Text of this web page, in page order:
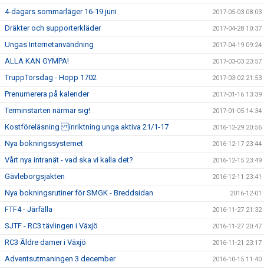
4-dagars sommarläger 16-19 juni 2017-05-03 08:03
Dräkter och supporterkläder 2017-04-28 10:37
Ungas Internetanvändning 2017-04-19 09:24
ALLA KAN GYMPA! 2017-03-03 23:57
TruppTorsdag - Hopp 1702 2017-03-02 21:53
Prenumerera på kalender 2017-01-16 13:39
Terminstarten närmar sig! 2017-01-05 14:34
Kostföreläsning inriktning unga aktiva 21/1-17 2016-12-29 20:56
Nya bokningssystemet 2016-12-17 23:44
Vårt nya intranät - vad ska vi kalla det? 2016-12-15 23:49
Gävleborgsjakten 2016-12-11 23:41
Nya bokningsrutiner för SMGK - Breddsidan 2016-12-01
FTF4 - Järfälla 2016-11-27 21:32
SJTF - RC3 tävlingen i Växjö 2016-11-27 20:47
RC3 Äldre damer i Växjö 2016-11-21 23:17
Adventsutmaningen 3 december 2016-10-15 11:40